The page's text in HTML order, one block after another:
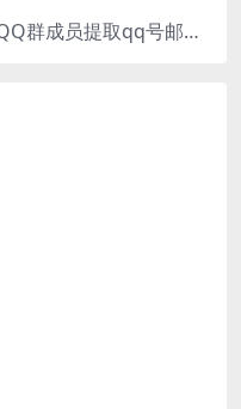
不加群提取QQ群成员软件QQ群成员提取qq号邮箱软件